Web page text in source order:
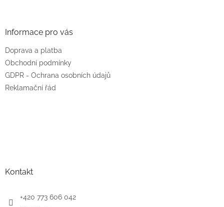
Informace pro vás
Doprava a platba
Obchodní podmínky
GDPR - Ochrana osobních údajů
Reklamační řád
Kontakt
+420 773 606 042